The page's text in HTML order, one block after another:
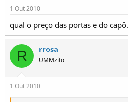
1 Out 2010
qual o preço das portas e do capô.
R rrosa
UMMzito
1 Out 2010